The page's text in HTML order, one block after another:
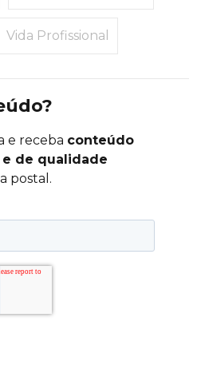
Vida Profissional
e receba conteúdo
de qualidade
postal.